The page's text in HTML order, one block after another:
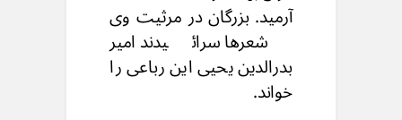
آرمید. بزرگان در مرثیت وی
شعرها سرائیدند امیر
بدرالدین یحیی این رباعی را
خواند.